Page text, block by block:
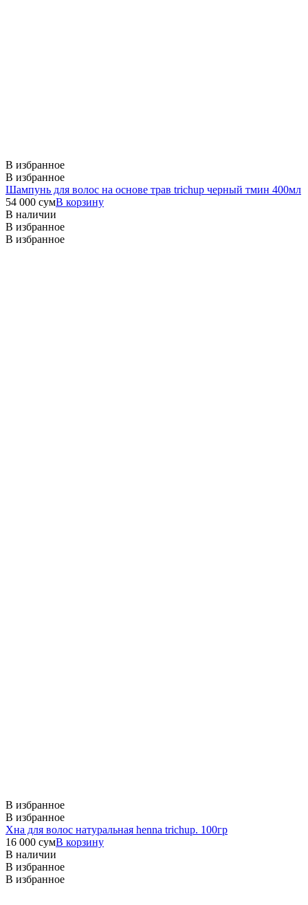
В избранное
В избранное
Шампунь для волос на основе трав trichup черный тмин 400мл
54 000 сумВ корзину
В наличии
В избранное
В избранное
В избранное
В избранное
Хна для волос натуральная henna trichup. 100гр
16 000 сумВ корзину
В наличии
В избранное
В избранное